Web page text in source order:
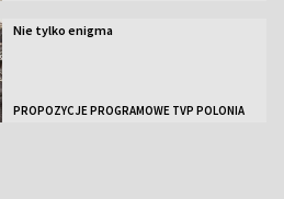
Nie tylko enigma
PROPOZYCJE PROGRAMOWE TVP POLONIA